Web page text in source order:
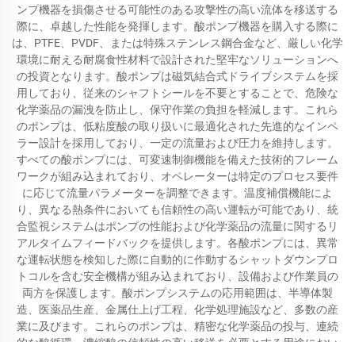
ンプ機器を損傷させる可能性のある攻撃性の高い流体を移送する
際に、卓越した性能を発揮します。酸ポンプ機器を購入する際に
は、PTFE、PVDF、または特殊ステンレス鋼合金など、厳しい化学
環境に耐える耐腐食性材料で設計された堅牢なソリューションへ
の投資となります。酸ポンプは磁気結合式ドライブシステムを採
用しており、従来のシャフトシールを不要とすることで、危険な
化学薬品の漏洩を防止し、保守作業の負担を軽減します。これら
のポンプは、低粘度酸の取り扱いに最適化された先進的なインペ
ラー設計を採用しており、一定の流量および圧力を維持します。
すべての酸ポンプには、可変速制御機能を備えた技術的フレーム
ワークが組み込まれており、オペレーターは特定のプロセス要件
に応じて流量パラメーターを調整できます。温度補償機能によ
り、異なる熱条件においても信頼性の高い運転が可能であり、統
合監視システムはポンプの性能および化学薬品の流量に関するリ
アルタイムフィードバックを提供します。各酸ポンプには、異常
な運転状態を検知した際に自動的に作動するシャットダウンプロ
トコルを含む安全機構が組み込まれており、設備および作業員の
両方を保護します。酸ポンプシステムの応用範囲は、半導体製
造、医薬品生産、金属仕上げ工程、化学処理施設など、多数の産
業に及びます。これらのポンプは、精密な化学薬品の投与、連続